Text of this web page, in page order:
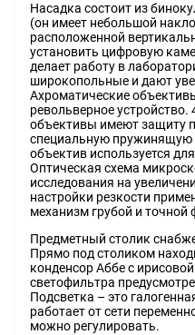
Насадка состоит из
(он имеет небольшой
расположенной
установить цифровую
делает работу в
широкопольные и дают
Ахроматические
револьверное
объективы имеют защиту
специальную пружинящую
объектив используется
Оптическая схема
исследования на
настройки резкости
механизм грубой и точной
Предметный столик
Прямо под столиком
конденсор Аббе с
светофильтра
Подсветка – это
работает от сети
можно регулировать.